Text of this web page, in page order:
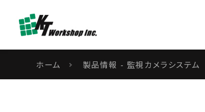
ホーム 製品情報 - 監視カメラシステム